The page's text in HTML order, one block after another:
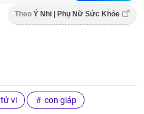
Theo Ý Nhi | Phụ Nữ Sức Khỏe
tử vi con giáp